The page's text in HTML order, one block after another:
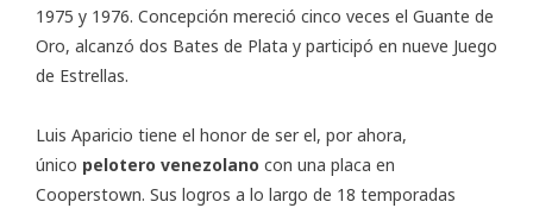
1975 y 1976. Concepción mereció cinco veces el Guante de
Oro, alcanzó dos Bates de Plata y participó en nueve Juego
de Estrellas.
Luis Aparicio tiene el honor de ser el, por ahora,
único pelotero venezolano con una placa en
Cooperstown. Sus logros a lo largo de 18 temporadas